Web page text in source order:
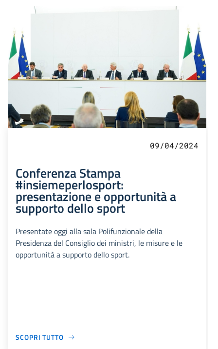
09/04/2024
Conferenza Stampa
#insiemeperlosport:
presentazione e opportunità a
supporto dello sport
Presentate oggi alla sala Polifunzionale della
Presidenza del Consiglio dei ministri, le misure e le
opportunità a supporto dello sport.
SCOPRI TUTTO